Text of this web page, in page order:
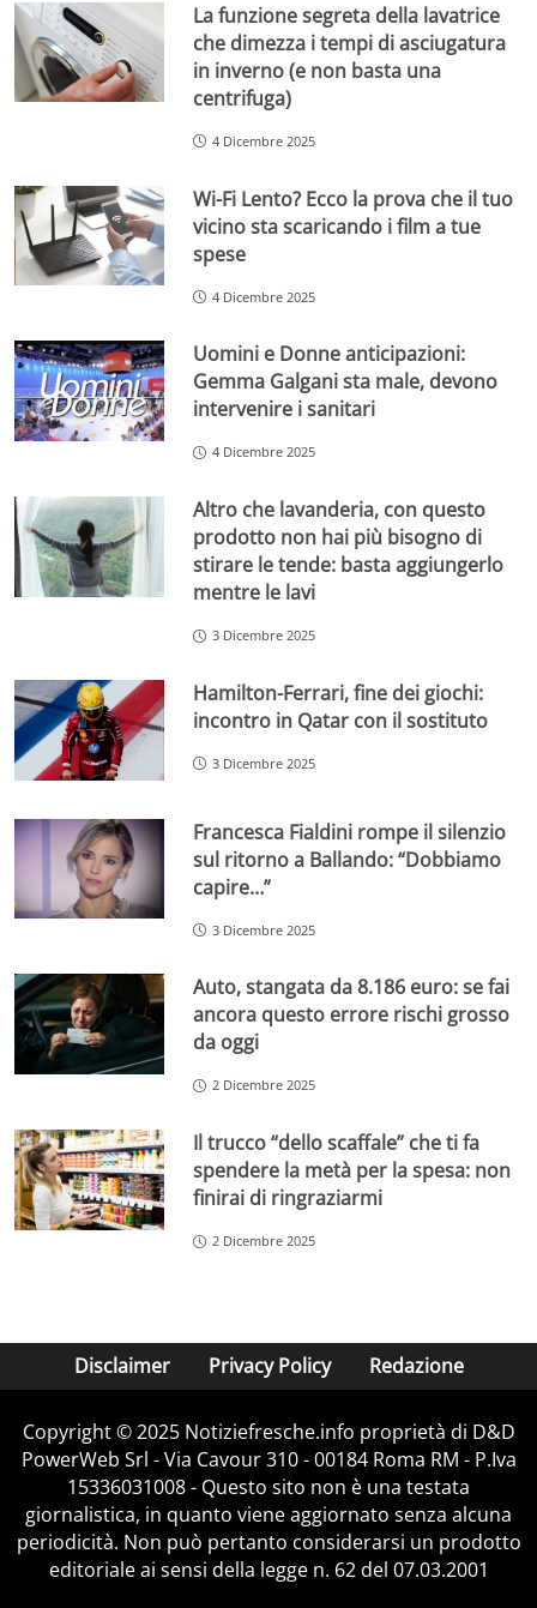
La funzione segreta della lavatrice
che dimezza i tempi di asciugatura
in inverno (e non basta una
centrifuga)
4 Dicembre 2025
Wi-Fi Lento? Ecco la prova che il tuo
vicino sta scaricando i film a tue
spese
4 Dicembre 2025
Uomini e Donne anticipazioni:
Gemma Galgani sta male, devono
intervenire i sanitari
4 Dicembre 2025
Altro che lavanderia, con questo
prodotto non hai più bisogno di
stirare le tende: basta aggiungerlo
mentre le lavi
3 Dicembre 2025
Hamilton-Ferrari, fine dei giochi:
incontro in Qatar con il sostituto
3 Dicembre 2025
Francesca Fialdini rompe il silenzio
sul ritorno a Ballando: “Dobbiamo
capire…”
3 Dicembre 2025
Auto, stangata da 8.186 euro: se fai
ancora questo errore rischi grosso
da oggi
2 Dicembre 2025
Il trucco “dello scaffale” che ti fa
spendere la metà per la spesa: non
finirai di ringraziarmi
2 Dicembre 2025
Disclaimer Privacy Policy Redazione
Copyright © 2025 Notiziefresche.info proprietà di D&D
PowerWeb Srl - Via Cavour 310 - 00184 Roma RM - P.Iva
15336031008 - Questo sito non è una testata
giornalistica, in quanto viene aggiornato senza alcuna
periodicità. Non può pertanto considerarsi un prodotto
editoriale ai sensi della legge n. 62 del 07.03.2001